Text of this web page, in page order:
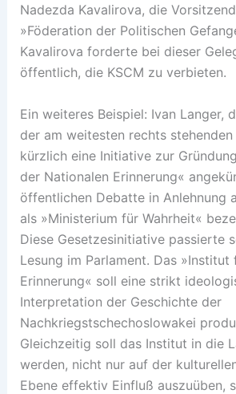
Nadezda Kavalirova, die
»Föderation der Politischen
Kavalirova forderte bei dieser
öffentlich, die KSCM zu verbieten.
Ein weiteres Beispiel: Ivan Langer,
der am weitesten rechts stehenden
kürzlich eine Initiative zur
der Nationalen Erinnerung«
öffentlichen Debatte in Anlehnung
als »Ministerium für Wahrheit«
Diese Gesetzesinitiative passierte
Lesung im Parlament. Das »Institut
Erinnerung« soll eine strikt
Interpretation der Geschichte der
Nachkriegstschechoslowakei
Gleichzeitig soll das Institut in die
werden, nicht nur auf der
Ebene effektiv Einfluß auszuüben,